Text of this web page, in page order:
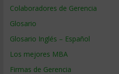
Colaboradores de Gerencia
Glosario
Glosario Inglés – Español
Los mejores MBA
Firmas de Gerencia